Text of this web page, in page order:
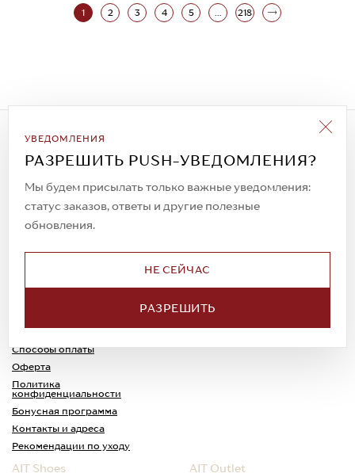
1 2 3 4 5 ... 218
УВЕДОМЛЕНИЯ
РАЗРЕШИТЬ PUSH-УВЕДОМЛЕНИЯ?
Мы будем присылать только важные уведомления:
статус заказов, ответы и другие полезные
обновления.
НЕ СЕЙЧАС
РАЗРЕШИТЬ
Подписаться на рассылку
Всегда будьте в курсе новых акций и
спецпредложений!
© 2023. AIT Shoes
Все права защищены
Доставка
Способы оплаты
Оферта
Политика
конфиденциальности
Обмен и возврат
Каспи-Ред
Бонусная программа
Контакты и адреса
Рекомендации по уходу
AIT Shoes AIT Outlet